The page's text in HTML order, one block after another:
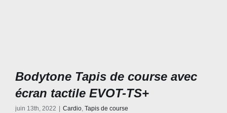
Bodytone Tapis de course avec
écran tactile EVOT-TS+
juin 13th, 2022 Cardio, Tapis de course